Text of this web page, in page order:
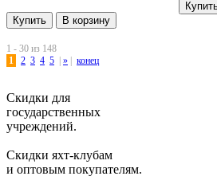
1 - 30 из 148
1
2 3 4 5 | » | конец
Скидки для
государственных
учреждений.
Скидки яхт-клубам
и оптовым покупателям.